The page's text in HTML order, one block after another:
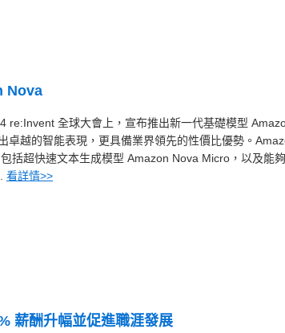
Nova
全球大會上，宣布推出新一代基礎模型
卓越的智能表現，更具備業界領先的性價比優勢。
括超快速文本生成模型 Amazon Nova Micro，以及能
看詳情>>
薪酬升幅並促進職涯發展